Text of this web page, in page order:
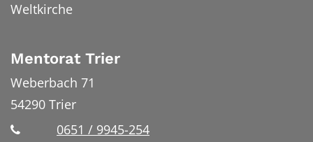
Weltkirche
Mentorat Trier
Weberbach 71
54290 Trier
0651 / 9945-254